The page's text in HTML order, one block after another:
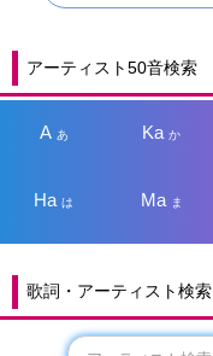
アーティスト50音検索
A あ Kaか
Haは Ma ま
歌詞・アーティスト検索